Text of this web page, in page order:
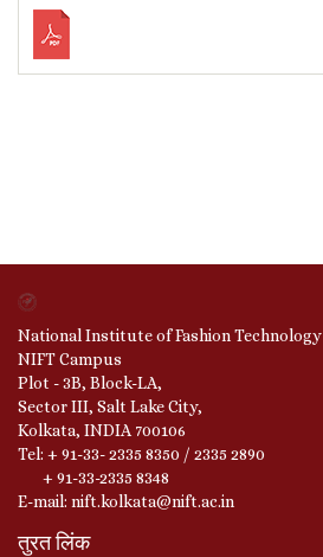
National Institute of Fashion Technology
NIFT Campus
Plot - 3B, Block-LA,
Sector III, Salt Lake City,
Kolkata, INDIA 700106
Tel: + 91-33- 2335 8350 / 2335 2890
+ 91-33-2335 8348
E-mail: nift.kolkata@nift.ac.in
तुरत लिंक